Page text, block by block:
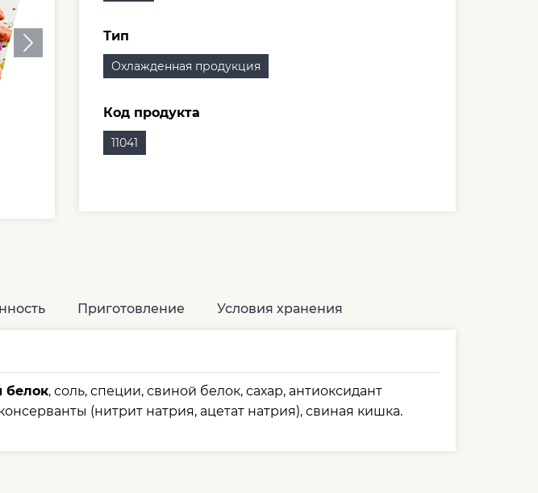
Тип
Охлажденная продукция
Код продукта
11041
Приготовление Условия хранения
белок, соль, специи, свиной белок, сахар, антиоксидант
(нитрит натрия, ацетат натрия), свиная кишка.